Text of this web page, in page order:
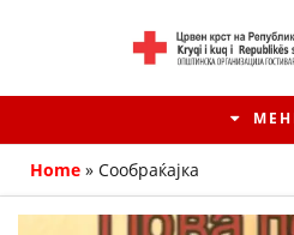
Home » Сообраќајка